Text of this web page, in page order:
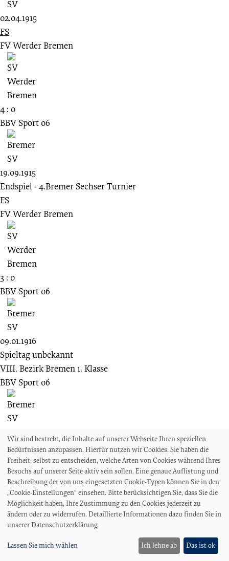
02.04.1915
FS
FV Werder Bremen
4 : 0
BBV Sport 06
19.09.1915
Endspiel - 4.Bremer Sechser Turnier
FS
FV Werder Bremen
3 : 0
BBV Sport 06
09.01.1916
Spieltag unbekannt
VIII. Bezirk Bremen 1. Klasse
BBV Sport 06
FV Werder Bremen
07.10.1917
Spieltag unbekannt
FV Werder Bremen
Wir sind bestrebt, die Inhalte auf unserer Webseite Ihren speziellen
Bedürfnissen anzupassen. Hierfür nutzen wir Cookies. Sie haben die
Freiheit, selbst zu entscheiden, welche Arten von Cookies während Ihres
Besuchs auf unserer Seite aktiv sein sollen. Eine genaue Auflistung und
Beschreibung der von uns eingesetzten Cookie-Typen können Sie in den
„Cookie-Einstellungen“ einsehen. Bitte berücksichtigen Sie, dass Sie die
Möglichkeit haben, Ihre Zustimmung zu den Cookies jederzeit zu
ändern oder zu widerrufen. Detaillierte Informationen dazu finden Sie in
unserer Datenschutzerklärung.
Lassen Sie mich wählen Ich lehne ab Das ist ok